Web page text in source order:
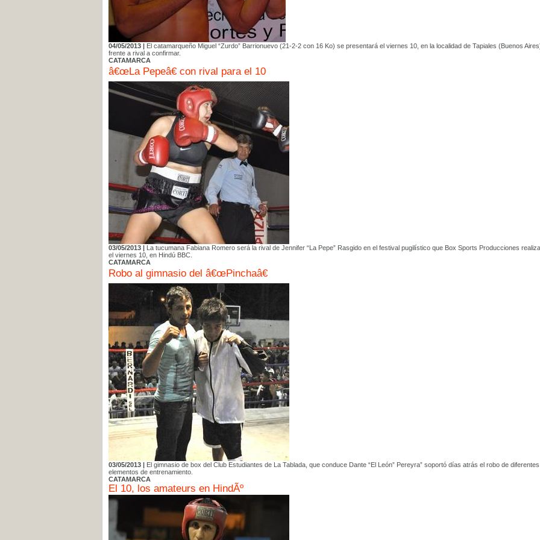
04/05/2013 | El catamarqueño Miguel “Zurdo” Barrionuevo (21-2-2 con 16 Ko) se presentará el viernes 10, en la localidad de Tapiales (Buenos
frente a rival a confirmar.
CATAMARCA
â€œLa Pepeâ€ con rival para el 10
03/05/2013 | La tucumana Fabiana Romero será la rival de Jennifer “La Pepe” Rasgido en el festival pugilístico que Box Sports Producciones
el viernes 10, en Hindú BBC.
CATAMARCA
Robo al gimnasio del â€œPinchaâ€
03/05/2013 | El gimnasio de box del Club Estudiantes de La Tablada, que conduce Dante “El León” Pereyra” soportó días atrás el robo de diferentes
elementos de entrenamiento.
CATAMARCA
El 10, los amateurs en HindÃº